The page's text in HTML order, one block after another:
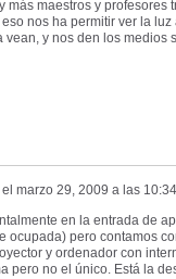
más maestros y
nos ha permitir ver la
y nos den los medios
el marzo 29, 2009 a las
en la entrada de
ocupada) pero contamos
y ordenador con
pero no el único. Está la